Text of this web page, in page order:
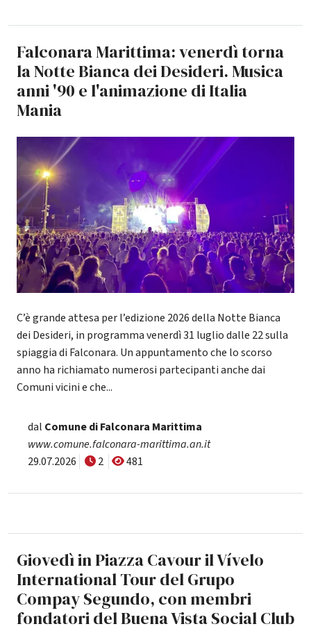
Falconara Marittima: venerdì torna
la Notte Bianca dei Desideri. Musica
anni '90 e l'animazione di Italia
Mania
C’è grande attesa per l’edizione 2026 della Notte Bianca
dei Desideri, in programma venerdì 31 luglio dalle 22 sulla
spiaggia di Falconara. Un appuntamento che lo scorso
anno ha richiamato numerosi partecipanti anche dai
Comuni vicini e che...
dal Comune di Falconara Marittima
www.comune.falconara-marittima.an.it
29.07.2026
2 481
Giovedì in Piazza Cavour il Vívelo
International Tour del Grupo
Compay Segundo, con membri
fondatori del Buena Vista Social Club